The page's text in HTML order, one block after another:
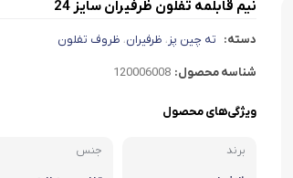
خردکن
تابه دو دسته
تابه های تک دسته دربدار
نیم قابلمه تفلون ظرفیران سایز 24
دسته: ته چین پز، ظرفیران، ظروف تفلون
شناسه محصول: 120006008
ویژگی‌های محصول
برند جنس